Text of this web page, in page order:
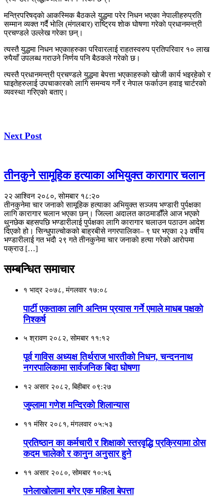
मन्त्रिपरिषद्काे आकस्मिक बैठकले युद्धमा परेर निधन भएका नेपालीहरुप्रति
सम्मान व्यक्त गर्दै भाेलि (मंगलबार) राष्ट्रिय शाेक घाेषणा गरेकाे प्रधानमन्त्री
प्रचण्डले उल्लेख गरेका छन्।
त्यस्तै युद्धमा निधन भएकाहरुका परिवारलाई राहतस्वरुप प्रतिपरिवार १० लाख
रुपैयाँ उपलब्ध गराउने निर्णय पनि बैठकले गरेकाे छ।
त्यस्तै प्रधानमन्त्री प्रचण्डले युद्धमा बेपत्ता भएकाहरुकाे खाेजी कार्य भइरहेकाे र
घाइतेहरुलाई उपचाकारकाे लागि समन्वय गर्ने र नेपाल फर्काउन हवाइ चार्टरकाे
व्यवस्था गरिएकाे बताए।
Next Post
तीनकुने सामूहिक हत्याका अभियुक्त कारागार चलान
२२ आश्विन २०८०, सोमबार १८:२०
तीनकुनेमा चार जनाको सामूहिक हत्याका अभियुक्त सञ्जय भण्डारी पुर्पक्षका
लागि कारागार चलान भएका छन्। जिल्ला अदालत काठमाडौँले आज भएको
थुनछेक बहसपछि भण्डारीलाई पुर्पक्षका लागि कारागार चलाउन पठाउन आदेश
दिएको हो। सिन्धुपाल्चोकको बाह्रबीसे नगरपालिका– ९ घर भएका २३ वर्षीय
भण्डारीलाई गत भदाै २९ गते तीनकुनेमा चार जनाकाे हत्या गरेकाे आराेपमा
पक्राउ […]
सम्बन्धित समाचार
१ भाद्र २०७८, मंगलवार १७:०८
पार्टी एकताका लागि अन्तिम प्रयास गर्ने एमाले माधब पक्षकाे
निश्कर्ष
५ श्रावण २०८२, सोमबार ११:१२
पूर्व गाविस अध्यक्ष तिर्थराज भारतीको निधन, चन्दननाथ
नगरपालिकामा सार्वजनिक बिदा घोषणा
१२ असार २०८२, बिहीबार ०९:२७
जुम्लामा गणेश मन्दिरकाे शिलान्यास
११ मंसिर २०८१, मंगलवार ०५:५३
प्रतिष्ठान का कर्मचारी र शिक्षाकाे स्तरवृद्धि प्रक्रियामा ठोस
कदम चालेको र कानुन अनुसार हुने
११ असार २०८०, सोमबार १०:५६
पनेलाखोलामा बगेर एक महिला बेपत्ता